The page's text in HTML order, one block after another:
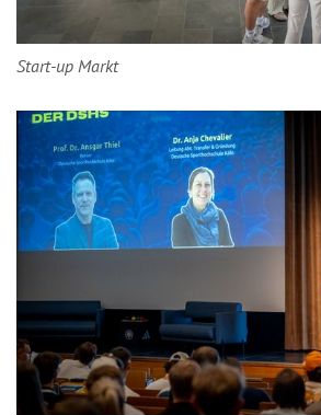
Start-up Markt